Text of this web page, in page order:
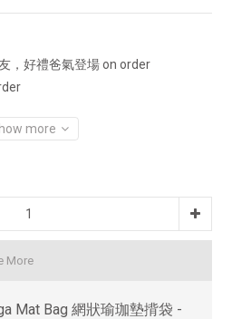
，好禮爸氣登場 on order
more
More
Mat Bag 網狀瑜珈墊揹袋 -